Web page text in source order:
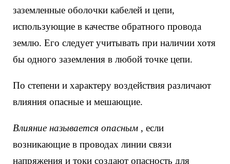
заземленные оболочки кабелей и цепи,
использующие в качестве обратного провода
землю. Его следует учитывать при наличии хотя
бы одного заземления в любой точке цепи.
По степени и характеру воздействия различают
влияния опасные и мешающие.
Влияние называется опасным , если
возникающие в проводах линии связи
напряжения и токи создают опасность для